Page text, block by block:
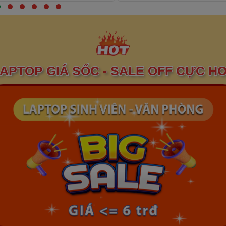
Xem thêm
GIÁ SỐC - SALE OFF CỰC